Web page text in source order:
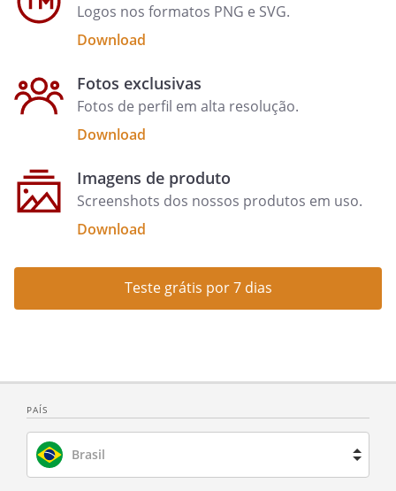
Logos nos formatos PNG e SVG.
Download
Fotos exclusivas
Fotos de perfil em alta resolução.
Download
Imagens de produto
Screenshots dos nossos produtos em uso.
Download
Teste grátis por 7 dias
PAÍS
Brasil